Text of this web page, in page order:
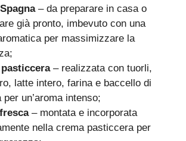
– da preparare in casa o
già pronto, imbevuto con una
per massimizzare la
– realizzata con tuorli,
latte intero, farina e baccello di
per un’aroma intenso;
– montata e incorporata
nella crema pasticcera per